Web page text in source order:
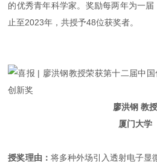
的优秀青年科学家。奖励每两年为一
止至2023年，共授予48位获奖者。
廖洪钢 教授
厦门大学
授奖理由： 将多种外场引入透射电子显